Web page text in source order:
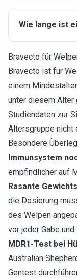
Wie lange ist
Bravecto für
Bravecto ist für
einem
unter diesem Alter
Studiendaten zur
Altersgruppe nicht
Besondere
Immunsystem
empfindlicher auf
Rasante
die Dosierung
des Welpen
vor jeder Gabe
MDR1-Test bei
Australian
Gentest